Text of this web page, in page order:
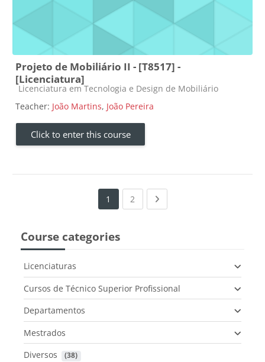
Projeto de Mobiliário II - [T8517] -
[Licenciatura]
Course category
Licenciatura em Tecnologia e Design de Mobiliário
Teacher: João Martins, João Pereira
Click to enter this course
1 2 (current)Next page
Course categories
Licenciaturas
Cursos de Técnico Superior Profissional
Departamentos
Mestrados
Diversos
(38)